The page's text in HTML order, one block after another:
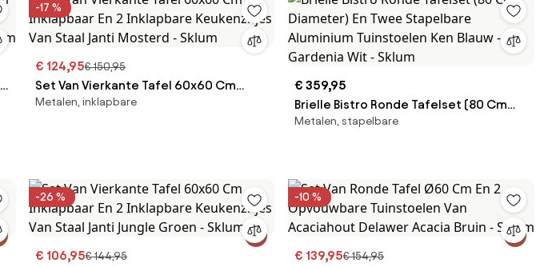
-17 %
€ 124,95€ 150,95
Set Van Vierkante Tafel 60x60 Cm
Inklapbaar En 2 Inklapbare Keukenzitjes
Metalen, inklapbare
€ 359,95
Brielle Bistro Ronde Tafelset (80 Cm
Diameter) En Twee Stapelbare
Metalen, stapelbare
-26 %
€ 106,95€ 144,95
-10 %
€ 139,95€ 154,95